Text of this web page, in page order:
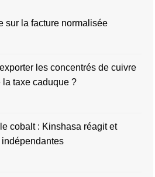
sur la facture normalisée
les concentrés de cuivre
taxe caduque ?
cobalt : Kinshasa réagit et